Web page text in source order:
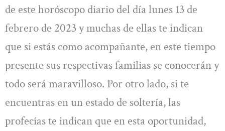
de este horóscopo diario del día lunes 13 de
febrero de 2023 y muchas de ellas te indican
que si estás como acompañante, en este tiempo
presente sus respectivas familias se conocerán y
todo será maravilloso. Por otro lado, si te
encuentras en un estado de soltería, las
profecías te indican que en esta oportunidad,